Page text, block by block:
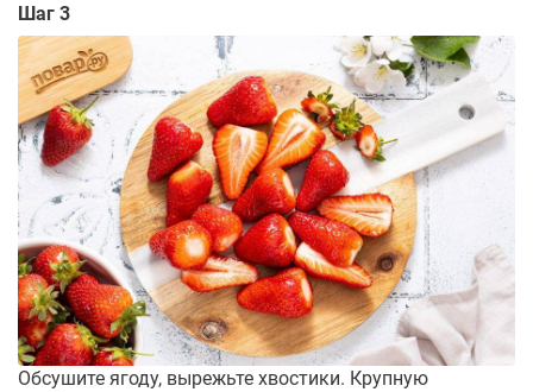
Шаг 3
Обсушите ягоду, вырежьте хвостики. Крупную